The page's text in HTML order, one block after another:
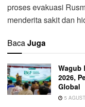
proses evakuasi
menderita sakit dan
BacaJuga
Wagub
2026,
Global
5